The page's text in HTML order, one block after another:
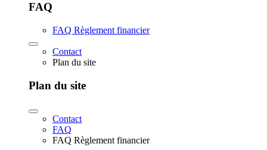
FAQ
FAQ Règlement financier
Contact
Plan du site
Plan du site
Contact
FAQ
FAQ Règlement financier